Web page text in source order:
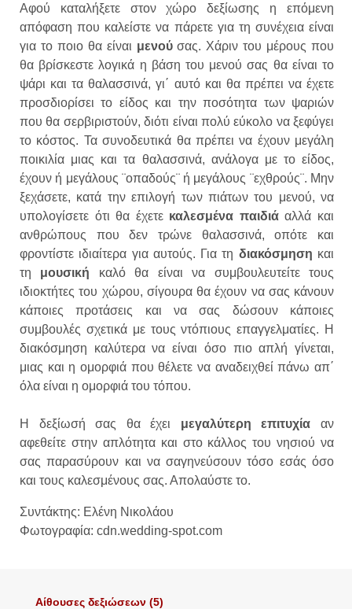
Αφού καταλήξετε στον χώρο δεξίωσης η επόμενη
απόφαση που καλείστε να πάρετε για τη συνέχεια είναι
για το ποιο θα είναι μενούσας. Χάριν του μέρους που
θα βρίσκεστε λογικά η βάση του μενού σας θα είναι το
ψάρι και τα θαλασσινά, γι΄ αυτό και θα πρέπει να έχετε
προσδιορίσει το είδος και την ποσότητα των ψαριών
που θα σερβιριστούν, διότι είναι πολύ εύκολο να ξεφύγει
το κόστος. Τα συνοδευτικά θα πρέπει να έχουν μεγάλη
ποικιλία μιας και τα θαλασσινά, ανάλογα με το είδος,
έχουν ή μεγάλους ¨οπαδούς¨ ή μεγάλους ¨εχθρούς¨. Μην
ξεχάσετε, κατά την επιλογή των πιάτων του μενού, να
υπολογίσετε ότι θα έχετε καλεσμένα παιδιάαλλά και
ανθρώπους που δεν τρώνε θαλασσινά, οπότε και
φροντίστε ιδιαίτερα για αυτούς. Για τη διακόσμηση και
τη μουσική καλό θα είναι να συμβουλευτείτε τους
ιδιοκτήτες του χώρου, σίγουρα θα έχουν να σας κάνουν
κάποιες προτάσεις και να σας δώσουν κάποιες
συμβουλές σχετικά με τους ντόπιους επαγγελματίες. Η
διακόσμηση καλύτερα να είναι όσο πιο απλή γίνεται,
μιας και η ομορφιά που θέλετε να αναδειχθεί πάνω απ΄
όλα είναι η ομορφιά του τόπου.
Η δεξίωσή σας θα έχει μεγαλύτερη επιτυχία αν
αφεθείτε στην απλότητα και στο κάλλος του νησιού να
σας παρασύρουν και να σαγηνεύσουν τόσο εσάς όσο
και τους καλεσμένους σας. Απολαύστε το.
Συντάκτης: Ελένη Νικολάου
Φωτογραφία: cdn.wedding-spot.com
Αίθουσες δεξιώσεων (5)